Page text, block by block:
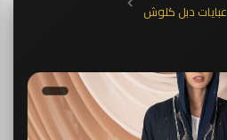
عبايات دبل كلوش